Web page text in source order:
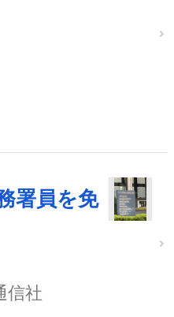
署員を免
信社